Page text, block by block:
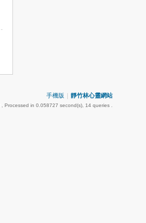
手機版 靜竹林心靈網站
, Processed in 0.058727 second(s), 14 queries .